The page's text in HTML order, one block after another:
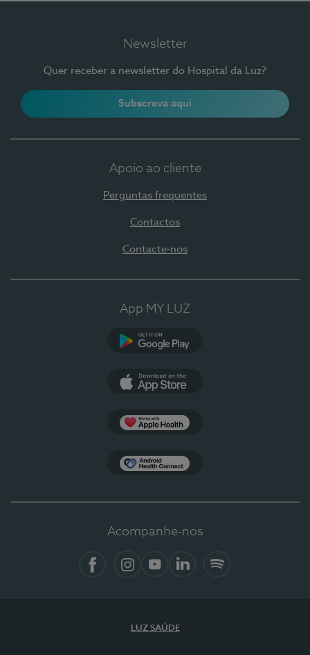
Newsletter
Quer receber a newsletter do Hospital da Luz?
Subscreva aqui
Apoio ao cliente
Perguntas frequentes
Contactos
Contacte-nos
App MY LUZ
Acompanhe-nos
LUZ SAÚDE